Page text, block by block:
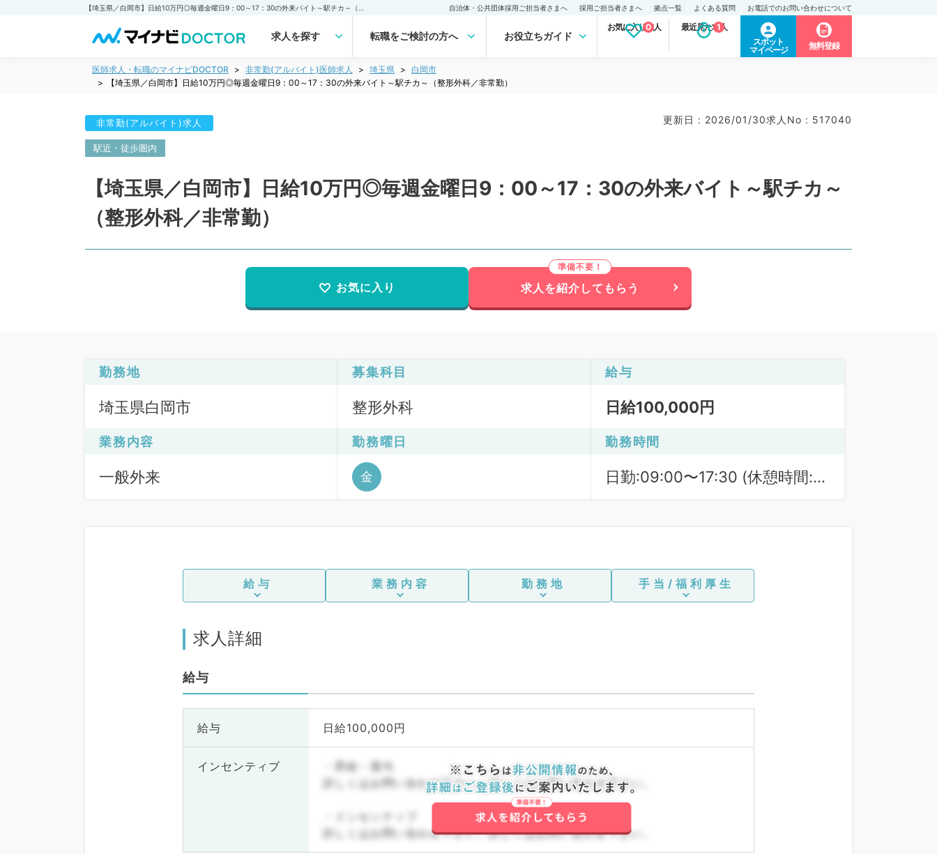
自治体・公共団体採用ご担当者さまへ 採用ご担当者さまへ 拠点一覧 よくある質問 お電話でのお問い合わせについて
求人を探す 転職をご検討の方へ お役立ちガイド
お気に入り求人
0 最近見た求人
1
スポット
マイページ
無料登録
医師求人・転職のマイナビDOCTOR 非常勤(アルバイト)医師求人 埼玉県
白岡市
【埼玉県／白岡市】日給10万円◎毎週金曜日9：00～17：30の外来バイト～駅チカ～（整形外科／非常勤）
非常勤(アルバイト)求人 更新日 : 2026/01/30求人No : 517040
駅近・徒歩圏内
【埼玉県／白岡市】日給10万円◎毎週金曜日9：00～17：30の外来バイト～駅チカ～
（整形外科／非常勤）
お気に入り 求人を紹介してもらう
勤務地
埼玉県白岡市
募集科目
整形外科
給与
日給100,000円
業務内容
一般外来
勤務曜日
金
勤務時間
日勤:09:00〜17:30 (休憩時間:
給与 業務内容 勤務地 手当/福利厚生
求人詳細
給与
給与 日給100,000円
インセンティブ
・昇給・賞与
詳しくはお問い合わせ下さい。詳しくはお問い合わせ下さい。
・インセンティブ
詳しくはお問い合わせ下さい。詳しくはお問い合わせ下さい。